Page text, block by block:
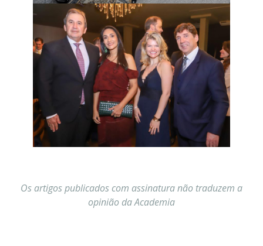
Os artigos publicados com assinatura não traduzem a
opinião da Academia